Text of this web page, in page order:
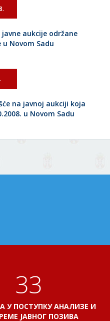
javne aukcije održane
u Novom Sadu
na javnoj aukciji koja
u Novom Sadu
38
У ПОСТУПКУ АНАЛИЗЕ И
ЈАВНОГ ПОЗИВА